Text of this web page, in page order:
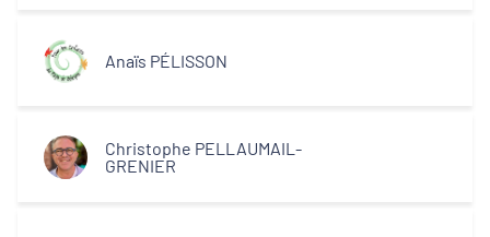
Anaïs PÉLISSON
Christophe PELLAUMAIL-
GRENIER